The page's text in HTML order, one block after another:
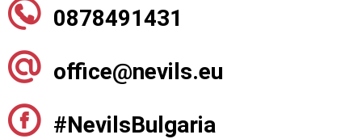
0878491431
office@nevils.eu
#NevilsBulgaria